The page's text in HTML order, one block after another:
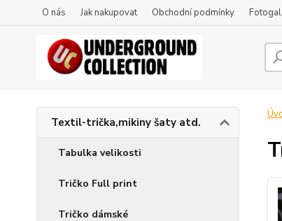
O nás Jak nakupovat Obchodní podmínky
Textil-trička,mikiny šaty atd.
Tabulka velikosti
Tričko Full print
Tričko dámské